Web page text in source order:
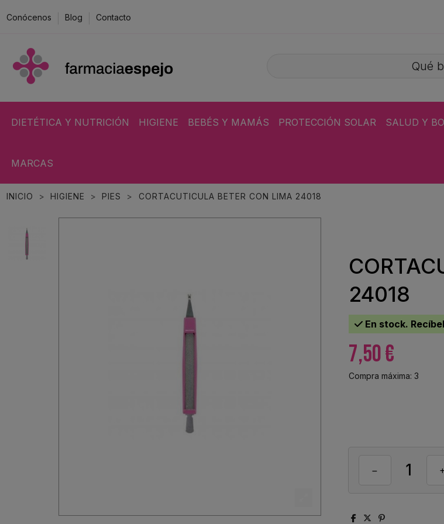
Conócenos Blog Contacto
DIETÉTICA Y NUTRICIÓN HIGIENE BEBÉS Y MAMÁS PROTECCIÓN SOLAR SALUD Y
MARCAS
INICIO HIGIENE PIES CORTACUTICULA BETER CON LIMA 24018
24018
En stock.
7,50 €
Compra máxima: 3